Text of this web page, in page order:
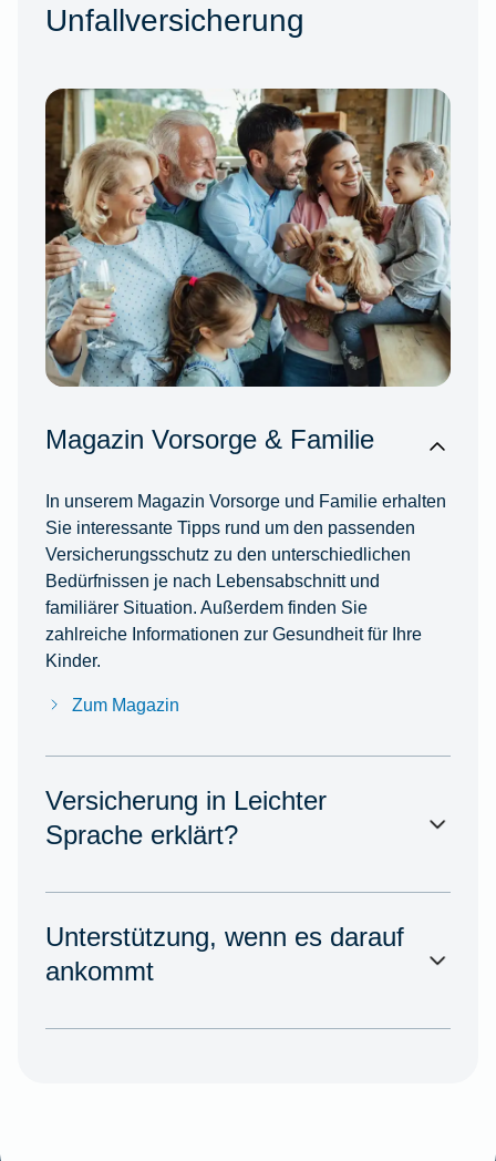
Unfallversicherung
Magazin Vorsorge & Familie
In unserem Magazin Vorsorge und Familie erhalten
Sie interessante Tipps rund um den passenden
Versicherungsschutz zu den unterschiedlichen
Bedürfnissen je nach Lebensabschnitt und
familiärer Situation. Außerdem finden Sie
zahlreiche Informationen zur Gesundheit für Ihre
Kinder.
Zum Magazin
Versicherung in Leichter
Sprache erklärt?
Unterstützung, wenn es darauf
ankommt